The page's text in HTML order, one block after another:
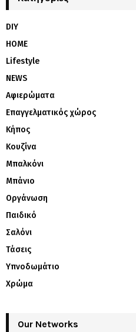
DIY
HOME
Lifestyle
NEWS
Αφιερώματα
Επαγγελματικός χώρος
Κήπος
Κουζίνα
Μπαλκόνι
Μπάνιο
Οργάνωση
Παιδικό
Σαλόνι
Τάσεις
Υπνοδωμάτιο
Χρώμα
Our Networks